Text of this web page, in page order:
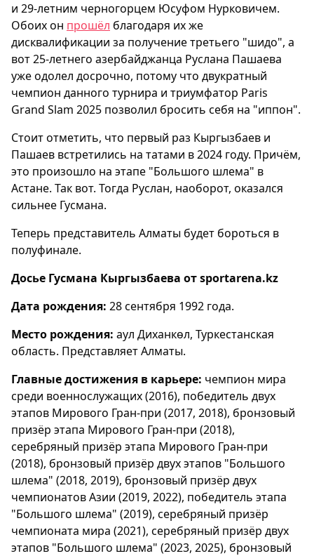
и 29-летним черногорцем Юсуфом Нурковичем.
Обоих он прошёл благодаря их же
дисквалификации за получение третьего "шидо", а
вот 25-летнего азербайджанца Руслана Пашаева
уже одолел досрочно, потому что двукратный
чемпион данного турнира и триумфатор Paris
Grand Slam 2025 позволил бросить себя на "иппон".
Стоит отметить, что первый раз Кыргызбаев и
Пашаев встретились на татами в 2024 году. Причём,
это произошло на этапе "Большого шлема" в
Астане. Так вот. Тогда Руслан, наоборот, оказался
сильнее Гусмана.
Теперь представитель Алматы будет бороться в
полуфинале.
Досье Гусмана Кыргызбаева от sportarena.kz
Дата рождения: 28 сентября 1992 года.
Место рождения: аул Диханкөл, Туркестанская
область. Представляет Алматы.
Главные достижения в карьере: чемпион мира
среди военнослужащих (2016), победитель двух
этапов Мирового Гран-при (2017, 2018), бронзовый
призёр этапа Мирового Гран-при (2018),
серебряный призёр этапа Мирового Гран-при
(2018), бронзовый призёр двух этапов "Большого
шлема" (2018, 2019), бронзовый призёр двух
чемпионатов Азии (2019, 2022), победитель этапа
"Большого шлема" (2019), серебряный призёр
чемпионата мира (2021), серебряный призёр двух
этапов "Большого шлема" (2023, 2025), бронзовый